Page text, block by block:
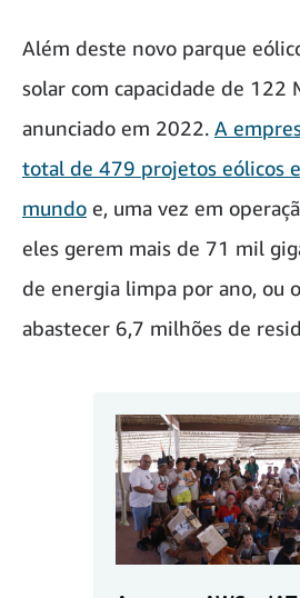
Além deste novo parque
solar com capacidade de 122
anunciado em 2022. A
total de 479 projetos eólicos
mundo e, uma vez em
eles gerem mais de 71 mil
de energia limpa por ano, ou
abastecer 6,7 milhões de